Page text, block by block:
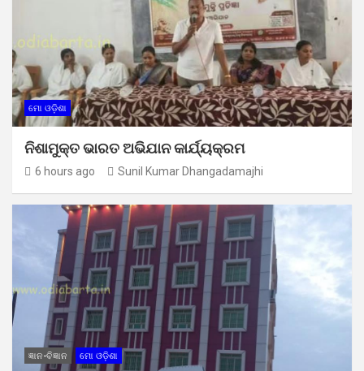
ମୋ ଓଡ଼ିଶା
ନିଶାମୁକ୍ତ ଭାରତ ଅଭିଯାନ କାର୍ଯ୍ୟକ୍ରମ
6 hours ago Sunil Kumar Dhangadamajhi
ଜ୍ଞାନ-ବିଜ୍ଞାନ ମୋ ଓଡ଼ିଶା